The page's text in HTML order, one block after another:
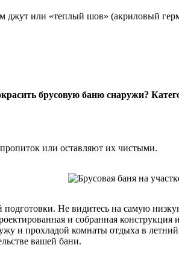
или «теплый шов» (акриловый
брусовую баню снаружи?
или оставляют их чистыми.
подготовки. Не видитесь на самую
и собранная
и прохладой комнаты отдыха в
вашей бани.